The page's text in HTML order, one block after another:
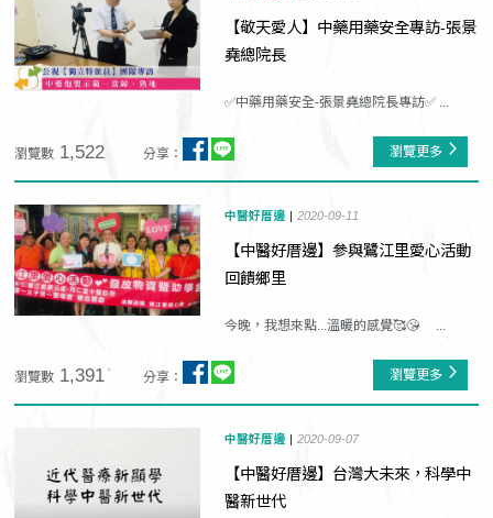
【敬天愛人】中藥用藥安全專訪-張景
堯總院長
✅中藥用藥安全-張景堯總院長專訪✅ ...
瀏覽數 1,522 分享： 瀏覽更多
中醫好厝邊 2020-09-11
【中醫好厝邊】參與鷺江里愛心活動
回饋鄉里
今晚，我想來點...溫暖的感覺🥰😘 ...
瀏覽數 1,391 分享： 瀏覽更多
中醫好厝邊 2020-09-07
【中醫好厝邊】台灣大未來，科學中
醫新世代